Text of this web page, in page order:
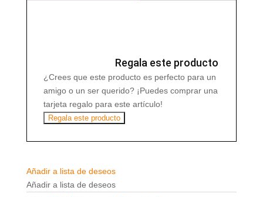
Regala este producto
¿Crees que este producto es perfecto para un
amigo o un ser querido? ¡Puedes comprar una
tarjeta regalo para este artículo!
Regala este producto
Añadir a lista de deseos
Añadir a lista de deseos